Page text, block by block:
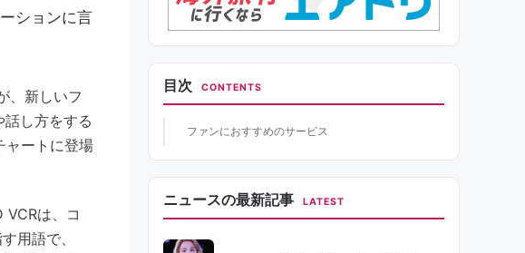
ションに言
、新しいフ
し方をする
ャートに登場
は、コ
用語で、
目次 CONTENTS
ファンにおすすめのサービス
ニュースの最新記事 LATEST